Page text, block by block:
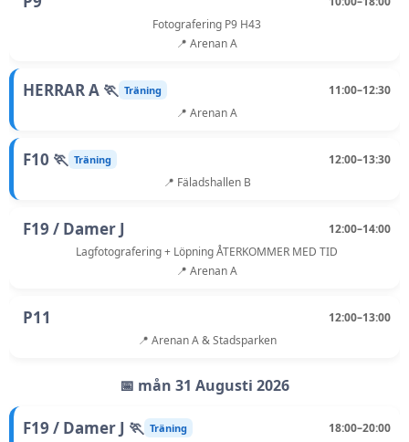
Fotografering P9 H43
📍 Arenan A
HERRAR A 🏃 Träning
11:00–12:30
📍 Arenan A
F10 🏃 Träning
12:00–13:30
📍 Fäladshallen B
F19 / Damer J
12:00–14:00
Lagfotografering + Löpning ÅTERKOMMER MED TID
📍 Arenan A
P11
12:00–13:00
📍 Arenan A & Stadsparken
📅 mån 31 Augusti 2026
F19 / Damer J 🏃 Träning
18:00–20:00